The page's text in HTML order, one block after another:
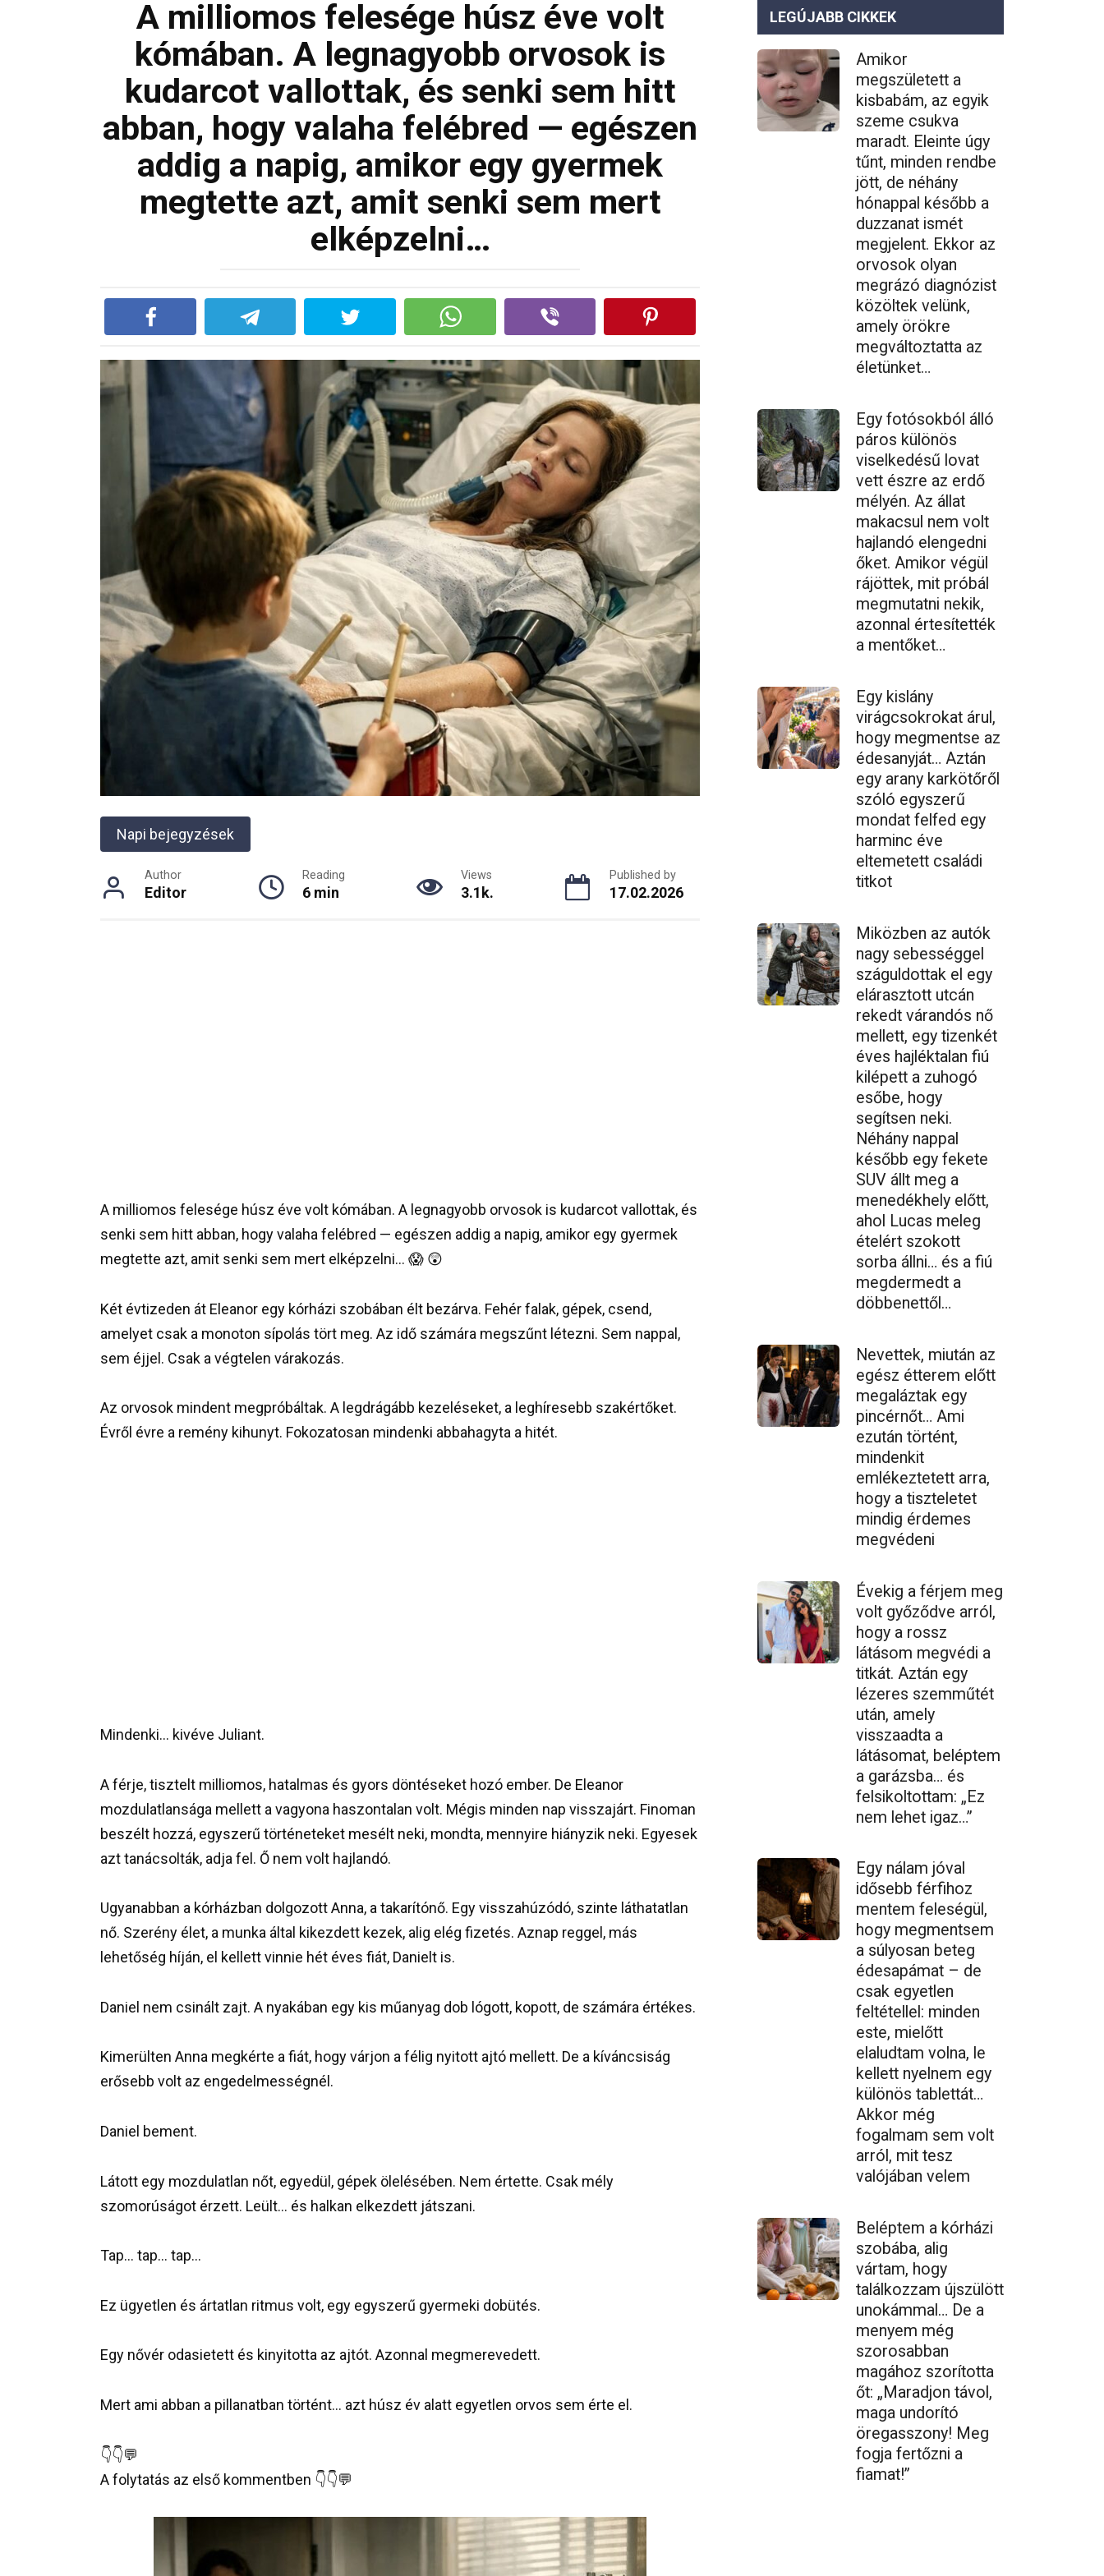
A milliomos felesége húsz éve volt
kómában. A legnagyobb orvosok is
kudarcot vallottak, és senki sem hitt
abban, hogy valaha felébred — egészen
addig a napig, amikor egy gyermek
megtette azt, amit senki sem mert
elképzelni…
Napi bejegyzések
Author
Editor
Reading
6 min
Views
3.1k.
Published by
17.02.2026
A milliomos felesége húsz éve volt kómában. A legnagyobb orvosok is kudarcot vallottak, és
senki sem hitt abban, hogy valaha felébred — egészen addig a napig, amikor egy gyermek
megtette azt, amit senki sem mert elképzelni… 😱 😲
Két évtizeden át Eleanor egy kórházi szobában élt bezárva. Fehér falak, gépek, csend,
amelyet csak a monoton sípolás tört meg. Az idő számára megszűnt létezni. Sem nappal,
sem éjjel. Csak a végtelen várakozás.
Az orvosok mindent megpróbáltak. A legdrágább kezeléseket, a leghíresebb szakértőket.
Évről évre a remény kihunyt. Fokozatosan mindenki abbahagyta a hitét.
Mindenki… kivéve Juliant.
A férje, tisztelt milliomos, hatalmas és gyors döntéseket hozó ember. De Eleanor
mozdulatlansága mellett a vagyona haszontalan volt. Mégis minden nap visszajárt. Finoman
beszélt hozzá, egyszerű történeteket mesélt neki, mondta, mennyire hiányzik neki. Egyesek
azt tanácsolták, adja fel. Ő nem volt hajlandó.
Ugyanabban a kórházban dolgozott Anna, a takarítónő. Egy visszahúzódó, szinte láthatatlan
nő. Szerény élet, a munka által kikezdett kezek, alig elég fizetés. Aznap reggel, más
lehetőség híján, el kellett vinnie hét éves fiát, Danielt is.
Daniel nem csinált zajt. A nyakában egy kis műanyag dob lógott, kopott, de számára értékes.
Kimerülten Anna megkérte a fiát, hogy várjon a félig nyitott ajtó mellett. De a kíváncsiság
erősebb volt az engedelmességnél.
Daniel bement.
Látott egy mozdulatlan nőt, egyedül, gépek ölelésében. Nem értette. Csak mély
szomorúságot érzett. Leült… és halkan elkezdett játszani.
Tap… tap… tap…
Ez ügyetlen és ártatlan ritmus volt, egy egyszerű gyermeki dobütés.
Egy nővér odasietett és kinyitotta az ajtót. Azonnal megmerevedett.
Mert ami abban a pillanatban történt… azt húsz év alatt egyetlen orvos sem érte el.
👇👇💬
A folytatás az első kommentben 👇👇💬
LEGÚJABB CIKKEK
Amikor
megszületett a
kisbabám, az egyik
szeme csukva
maradt. Eleinte úgy
tűnt, minden rendbe
jött, de néhány
hónappal később a
duzzanat ismét
megjelent. Ekkor az
orvosok olyan
megrázó diagnózist
közöltek velünk,
amely örökre
megváltoztatta az
életünket…
Egy fotósokból álló
páros különös
viselkedésű lovat
vett észre az erdő
mélyén. Az állat
makacsul nem volt
hajlandó elengedni
őket. Amikor végül
rájöttek, mit próbál
megmutatni nekik,
azonnal értesítették
a mentőket…
Egy kislány
virágcsokrokat árul,
hogy megmentse az
édesanyját… Aztán
egy arany karkötőről
szóló egyszerű
mondat felfed egy
harminc éve
eltemetett családi
titkot
Miközben az autók
nagy sebességgel
száguldottak el egy
elárasztott utcán
rekedt várandós nő
mellett, egy tizenkét
éves hajléktalan fiú
kilépett a zuhogó
esőbe, hogy
segítsen neki.
Néhány nappal
később egy fekete
SUV állt meg a
menedékhely előtt,
ahol Lucas meleg
ételért szokott
sorba állni… és a fiú
megdermedt a
döbbenettől…
Nevettek, miután az
egész étterem előtt
megaláztak egy
pincérnőt… Ami
ezután történt,
mindenkit
emlékeztetett arra,
hogy a tiszteletet
mindig érdemes
megvédeni
Évekig a férjem meg
volt győződve arról,
hogy a rossz
látásom megvédi a
titkát. Aztán egy
lézeres szemműtét
után, amely
visszaadta a
látásomat, beléptem
a garázsba… és
felsikoltottam: „Ez
nem lehet igaz…”
Egy nálam jóval
idősebb férfihoz
mentem feleségül,
hogy megmentsem
a súlyosan beteg
édesapámat – de
csak egyetlen
feltétellel: minden
este, mielőtt
elaludtam volna, le
kellett nyelnem egy
különös tablettát…
Akkor még
fogalmam sem volt
arról, mit tesz
valójában velem
Beléptem a kórházi
szobába, alig
vártam, hogy
találkozzam újszülött
unokámmal… De a
menyem még
szorosabban
magához szorította
őt: „Maradjon távol,
maga undorító
öregasszony! Meg
fogja fertőzni a
fiamat!”